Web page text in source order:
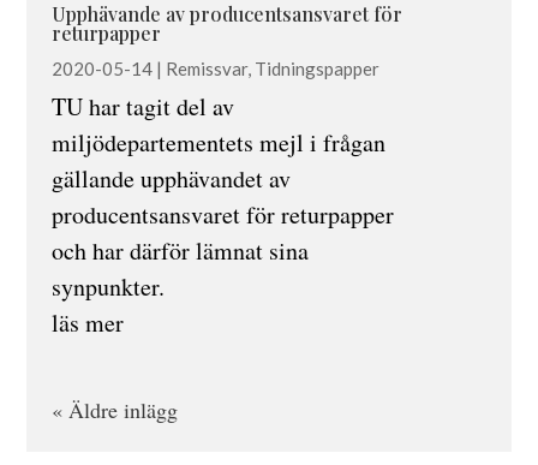
Upphävande av producentsansvaret för
returpapper
2020-05-14| Remissvar, Tidningspapper
TU har tagit del av
miljödepartementets mejl i frågan
gällande upphävandet av
producentsansvaret för returpapper
och har därför lämnat sina
synpunkter.
läs mer
« Äldre inlägg